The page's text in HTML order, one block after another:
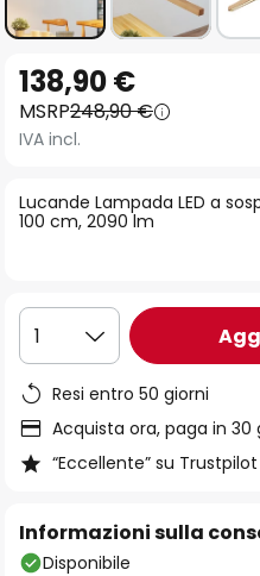
all'inizio
della
galleria
immagini
Lucande Lampada LED a
100 cm, 2090 lm
138,90 €
MSRP248,90 €
IVA incl.
1
Resi entro 50 giorni
Acquista ora, paga in 30
“Eccellente” su Trustpilot
Informazioni sulla
Disponibile